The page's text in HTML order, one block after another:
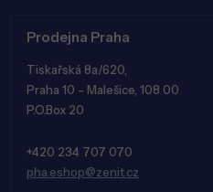
Prodejna Praha
Tiskařská 8a/620,
Praha 10 - Malešice, 108 00
P.O.Box 20
+420 234 707 070
pha.eshop@zenit.cz